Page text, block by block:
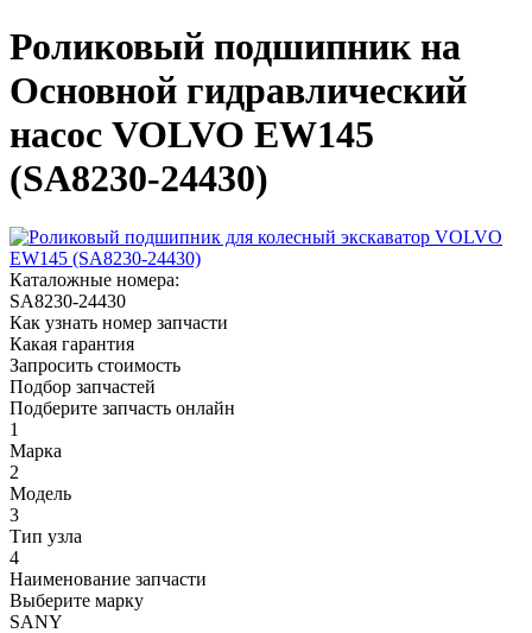
Роликовый подшипник на
Основной гидравлический
насос VOLVO EW145
(SA8230-24430)
Каталожные номера:
SA8230-24430
Как узнать номер запчасти
Какая гарантия
Запросить стоимость
Подбор запчастей
Подберите запчасть онлайн
1
Марка
2
Модель
3
Тип узла
4
Наименование запчасти
Выберите марку
SANY